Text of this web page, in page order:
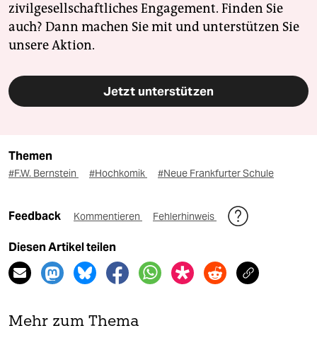
zivilgesellschaftliches Engagement. Finden Sie
auch? Dann machen Sie mit und unterstützen Sie
unsere Aktion.
Jetzt unterstützen
Themen
#F.W. Bernstein #Hochkomik #Neue Frankfurter Schule
Feedback Kommentieren Fehlerhinweis
Diesen Artikel teilen
Mehr zum Thema